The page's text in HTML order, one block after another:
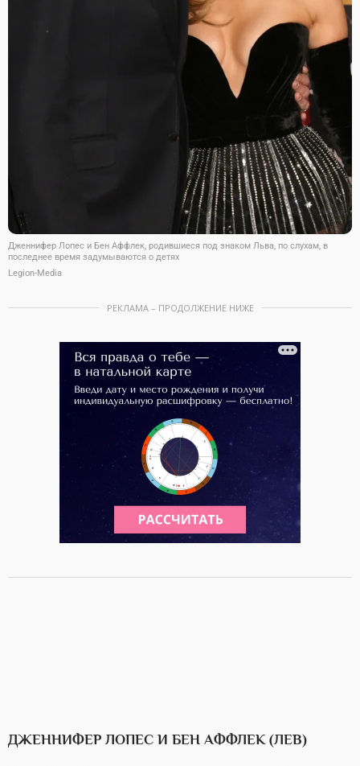
Дженнифер Лопес и Бен Аффлек, родившиеся под знаком Льва, по слухам, в
последнее время задумываются о детях
Legion-Media
РЕКЛАМА – ПРОДОЛЖЕНИЕ НИЖЕ
ДЖЕННИФЕР ЛОПЕС И БЕН АФФЛЕК (ЛЕВ)